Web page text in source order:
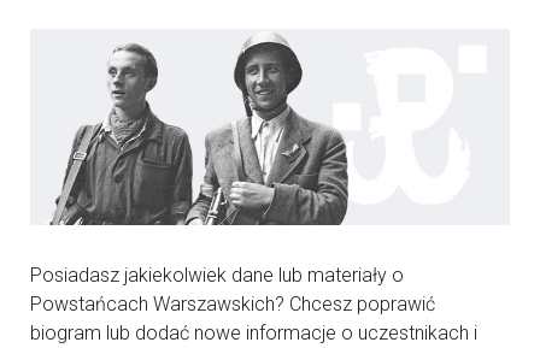
Posiadasz jakiekolwiek dane lub materiały o
Powstańcach Warszawskich? Chcesz poprawić
biogram lub dodać nowe informacje o uczestnikach i